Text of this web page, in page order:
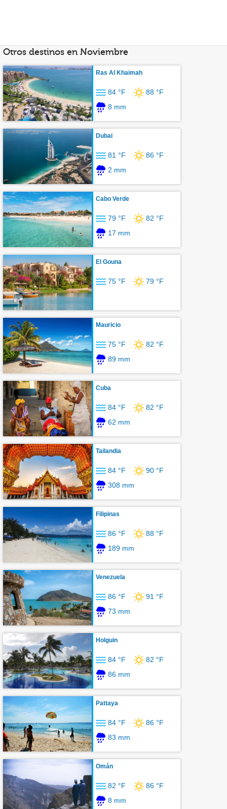
Otros destinos en Noviembre
Ras Al Khaimah
84 °F
88 °F
8 mm
Dubai
81 °F
86 °F
2 mm
Cabo Verde
79 °F
82 °F
17 mm
El Gouna
75 °F 79 °F
Mauricio
75 °F
82 °F
89 mm
Cuba
84 °F
82 °F
62 mm
Tailandia
84 °F
90 °F
308 mm
Filipinas
86 °F
88 °F
189 mm
Venezuela
86 °F
91 °F
73 mm
Holguin
84 °F
82 °F
86 mm
Pattaya
84 °F
86 °F
83 mm
Omán
82 °F
86 °F
8 mm